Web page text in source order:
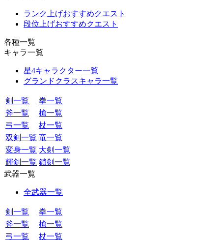
ランク上げおすすめクエスト
段位上げおすすめクエスト
各種一覧
キャラ一覧
星4キャラクター一覧
グランドクラスキャラ一覧
剣一覧
拳一覧
斧一覧
槍一覧
弓一覧
杖一覧
双剣一覧 竜一覧
変身一覧 大剣一覧
輝剣一覧 鎖剣一覧
武器一覧
全武器一覧
剣一覧
拳一覧
斧一覧
槍一覧
弓一覧
杖一覧